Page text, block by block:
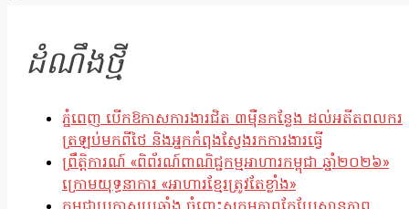
ដំណឹងថ្មី
ភ្នំពេញ បើកឱកាសការងារជិត ៣ម៉ឺនកន្លែង ដល់អតីតពលករ
ត្រឡប់មកពីថៃ និងអ្នកកំពុងស្វែងរកការងារធ្វើ
ព្រឹត្តិការណ៍ «ពិព័រណ៍ពាណិជ្ជកម្មអាហារកម្ពុជា ឆ្នាំ២០២៦»
ក្រោមយុទ្ធនាការ «អាហារខ្មែរត្រូវតែខ្លាំង»